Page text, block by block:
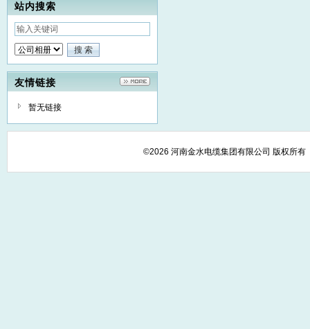
站内搜索
友情链接
暂无链接
©2026 河南金水电缆集团有限公司 版权所